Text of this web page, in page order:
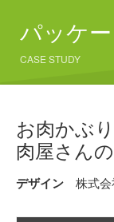
パッケ
CASE STUDY
お肉かぶ
肉屋さん
デザイン 株式